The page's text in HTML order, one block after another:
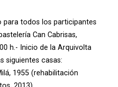
para todos los participantes
Can Cabrisas,
h.- Inicio de la Arquivolta
siguientes casas:
1955 (rehabilitación